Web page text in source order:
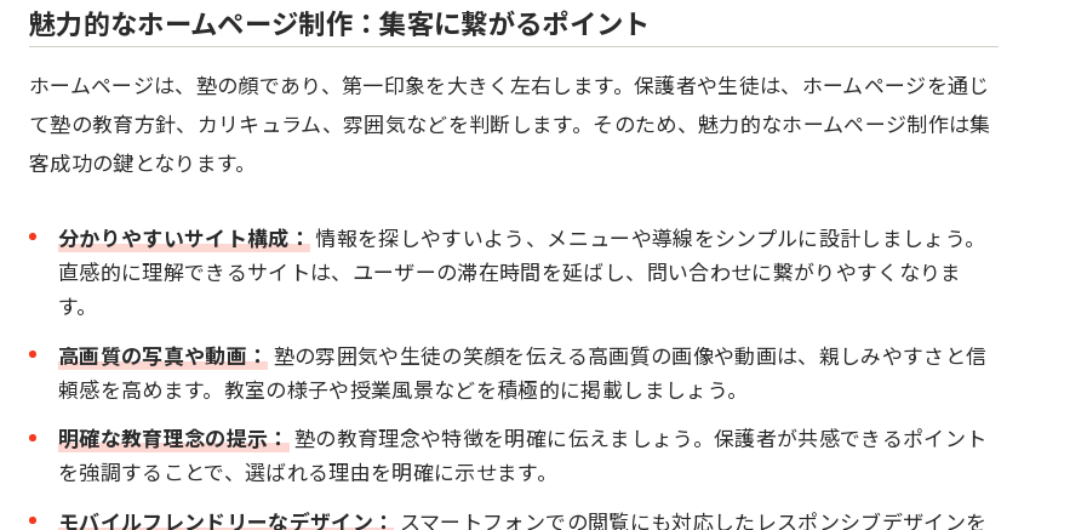
魅力的なホームページ制作：集客に繋がるポイント
ホームページは、塾の顔であり、第一印象を大きく左右します。保護者や生徒は、ホームページを通じ
て塾の教育方針、カリキュラム、雰囲気などを判断します。そのため、魅力的なホームページ制作は集
客成功の鍵となります。
分かりやすいサイト構成： 情報を探しやすいよう、メニューや導線をシンプルに設計しましょう。
直感的に理解できるサイトは、ユーザーの滞在時間を延ばし、問い合わせに繋がりやすくなりま
す。
高画質の写真や動画： 塾の雰囲気や生徒の笑顔を伝える高画質の画像や動画は、親しみやすさと信
頼感を高めます。教室の様子や授業風景などを積極的に掲載しましょう。
明確な教育理念の提示：塾の教育理念や特徴を明確に伝えましょう。保護者が共感できるポイント
を強調することで、選ばれる理由を明確に示せます。
モバイルフレンドリーなデザイン： スマートフォンでの閲覧にも対応したレスポンシブデザインを